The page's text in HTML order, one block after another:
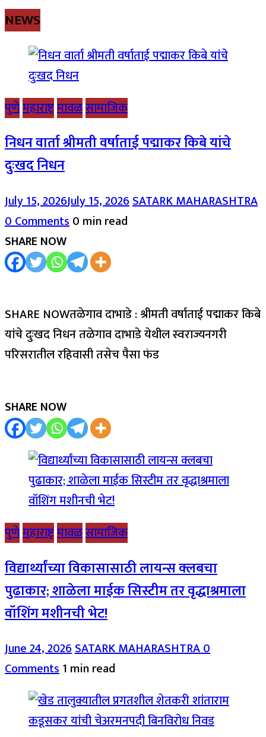
NEWS
पुणेमहाराष्ट्रमावळसामाजिक
निधन वार्ता श्रीमती वर्षाताई पद्माकर किबे यांचे
दुःखद निधन
July 15, 2026July 15, 2026SATARK MAHARASHTRA
0 Comments0 min read
SHARE NOW
SHARE NOWतळेगाव दाभाडे : श्रीमती वर्षाताई पद्माकर किबे
यांचे दुःखद निधन तळेगाव दाभाडे येथील स्वराज्यनगरी
परिसरातील रहिवासी तसेच पैसा फंड
SHARE NOW
पुणेमहाराष्ट्रमावळसामाजिक
विद्यार्थ्यांच्या विकासासाठी लायन्स क्लबचा
पुढाकार; शाळेला माईक सिस्टीम तर वृद्धाश्रमाला
वॉशिंग मशीनची भेट!
June 24, 2026SATARK MAHARASHTRA0
Comments1 min read